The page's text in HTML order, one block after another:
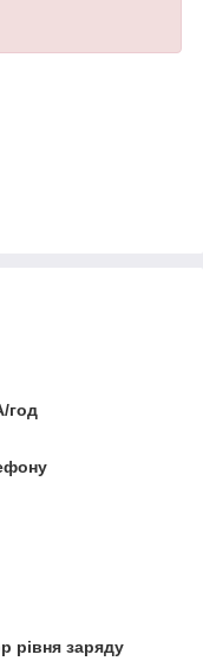
год
рівня заряду